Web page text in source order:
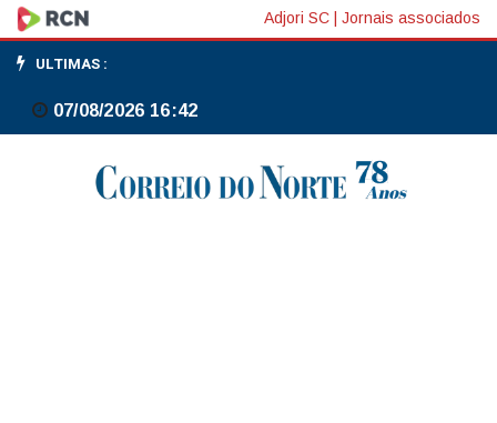
CEO
da
Amazon
Adjori SC Jornais associados
ULTIMAS :
07/08/2026 16:42